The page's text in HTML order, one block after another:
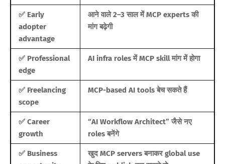
✅ Early
adopter
advantage
आने वाले 2–3 साल में MCP experts की
मांग बढ़ेगी
✅ Professional
edge
AI infra roles में MCP skill मांग में होगा
✅ Freelancing
scope
MCP-based AI tools बेच सकते हैं
✅ Career
growth
“AI Workflow Architect” जैसे नए
roles बनेंगे
✅ Business
खुद MCP servers बनाकर global use